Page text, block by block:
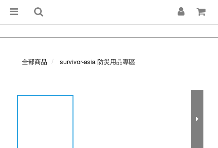
全部商品 survivor-asia 防災用品專區